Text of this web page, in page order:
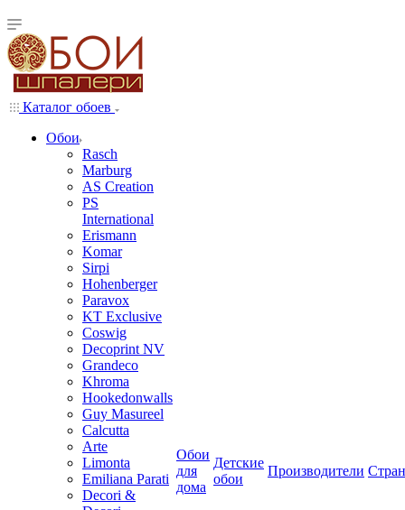
Каталог обоев
Обои
Rasch
Marburg
AS Creation
PS
International
Erismann
Komar
Sirpi
Hohenberger
Paravox
KT Exclusive
Coswig
Decoprint NV
Grandeco
Khroma
Hookedonwalls
Guy Masureel
Calcutta
Arte
Limonta
Emiliana Parati
Decori &
Обои
для
дома
Детские
обои
Производители